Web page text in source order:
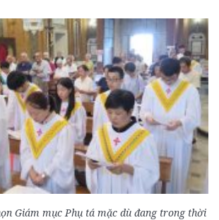
Giám mục Phụ tá mặc dù đang trong thời